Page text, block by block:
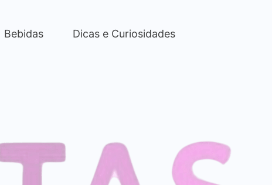
Bebidas Dicas e Curiosidades